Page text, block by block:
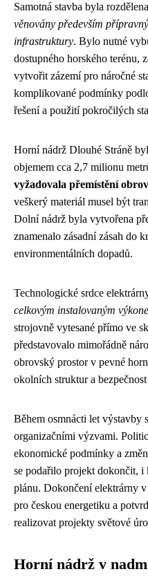
Samotná stavba byla
věnovány především
infrastruktury. Bylo nutné
dostupného horského terénu,
vytvořit zázemí pro náročné
komplikované podmínky
řešení a použití pokročilých
Horní nádrž Dlouhé Stráně
objemem cca 2,7 milionu
vyžadovala přemístění
veškerý materiál musel být
Dolní nádrž byla vytvořena
znamenalo zásadní zásah do
environmentálních dopadů.
Technologické srdce
celkovým instalovaným
strojovně vytesané přímo ve
představovalo mimořádně
obrovský prostor v pevné
okolních struktur a
Během osmnácti let výstavby
organizačními výzvami.
ekonomické podmínky a
se podařilo projekt dokončit,
plánu. Dokončení elektrárny
pro českou energetiku a
realizovat projekty světové
Horní nádrž v